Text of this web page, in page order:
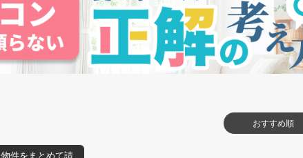
おすすめ順
件をまとめて請